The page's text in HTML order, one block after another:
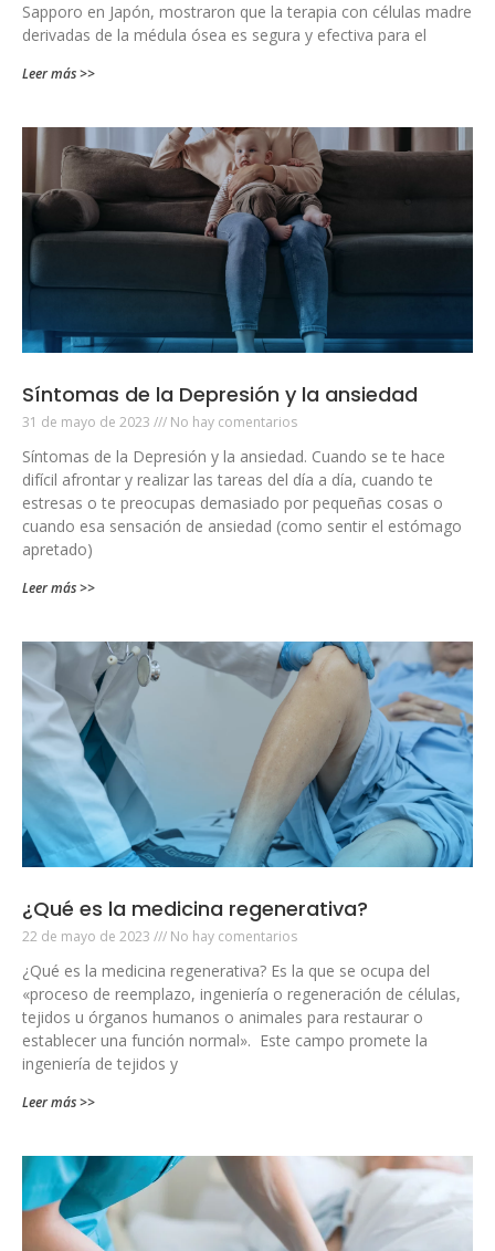
Sapporo en Japón, mostraron que la terapia con células madre
derivadas de la médula ósea es segura y efectiva para el
Leer más >>
Síntomas de la Depresión y la ansiedad
31 de mayo de 2023 No hay comentarios
Síntomas de la Depresión y la ansiedad. Cuando se te hace
difícil afrontar y realizar las tareas del día a día, cuando te
estresas o te preocupas demasiado por pequeñas cosas o
cuando esa sensación de ansiedad (como sentir el estómago
apretado)
Leer más >>
¿Qué es la medicina regenerativa?
22 de mayo de 2023 No hay comentarios
¿Qué es la medicina regenerativa? Es la que se ocupa del
«proceso de reemplazo, ingeniería o regeneración de células,
tejidos u órganos humanos o animales para restaurar o
establecer una función normal». Este campo promete la
ingeniería de tejidos y
Leer más >>